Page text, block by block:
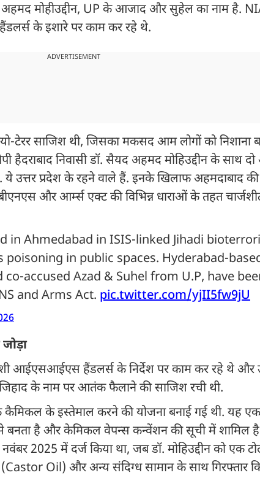
अहमद मोहीउद्दीन, UP के आजाद और सुहेल का नाम है.
के इशारे पर काम कर रहे थे.
ADVERTISEMENT
टेरर साजिश थी, जिसका मकसद आम लोगों को निशाना
हैदराबाद निवासी डॉ. सैयद अहमद मोहिउद्दीन के साथ
उत्तर प्रदेश के रहने वाले हैं. इनके खिलाफ अहमदाबाद
और आर्म्स एक्ट की विभिन्न धाराओं के तहत
in Ahmedabad in ISIS-linked Jihadi
poisoning in public spaces. Hyderabad-
accused Azad & Suhel from U.P, have
and Arms Act. pic.twitter.com/yjII5fw9jU
आईएसआईएस हैंडलर्स के निर्देश पर काम कर रहे थे और
के नाम पर आतंक फैलाने की साजिश रची थी.
के इस्तेमाल करने की योजना बनाई गई थी. यह
से बनता है और केमिकल वेपन्स कन्वेंशन की सूची में शामिल
2025 में दर्ज किया था, जब डॉ. मोहिउद्दीन को एक
Oil) और अन्य संदिग्ध सामान के साथ गिरफ्तार